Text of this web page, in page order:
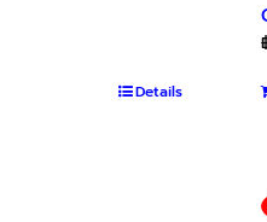
Details